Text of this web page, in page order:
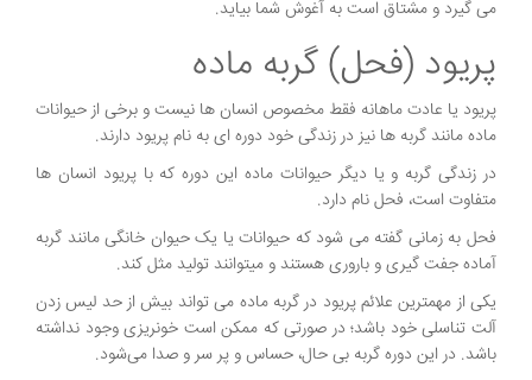
می گیرد و مشتاق است به آغوش شما بیاید.
پریود (فحل) گربه ماده
پریود یا عادت ماهانه فقط مخصوص انسان ها نیست و برخی از حیوانات
ماده مانند گربه ها نیز در زندگی خود دوره ای به نام پریود دارند.
در زندگی گربه و یا دیگر حیوانات ماده این دوره که با پریود انسان ها
متفاوت است، فحل نام دارد.
فحل به زمانی گفته می شود که حیوانات یا یک حیوان خانگی مانند گربه
آماده جفت گیری و باروری هستند و میتوانند تولید مثل کند.
یکی از مهمترین علائم پریود در گربه ماده می تواند بیش از حد لیس زدن
آلت تناسلی خود باشد؛ در صورتی که ممکن است خونریزی وجود نداشته
باشد. در این دوره گربه بی حال، حساس و پر سر و صدا می‌شود.